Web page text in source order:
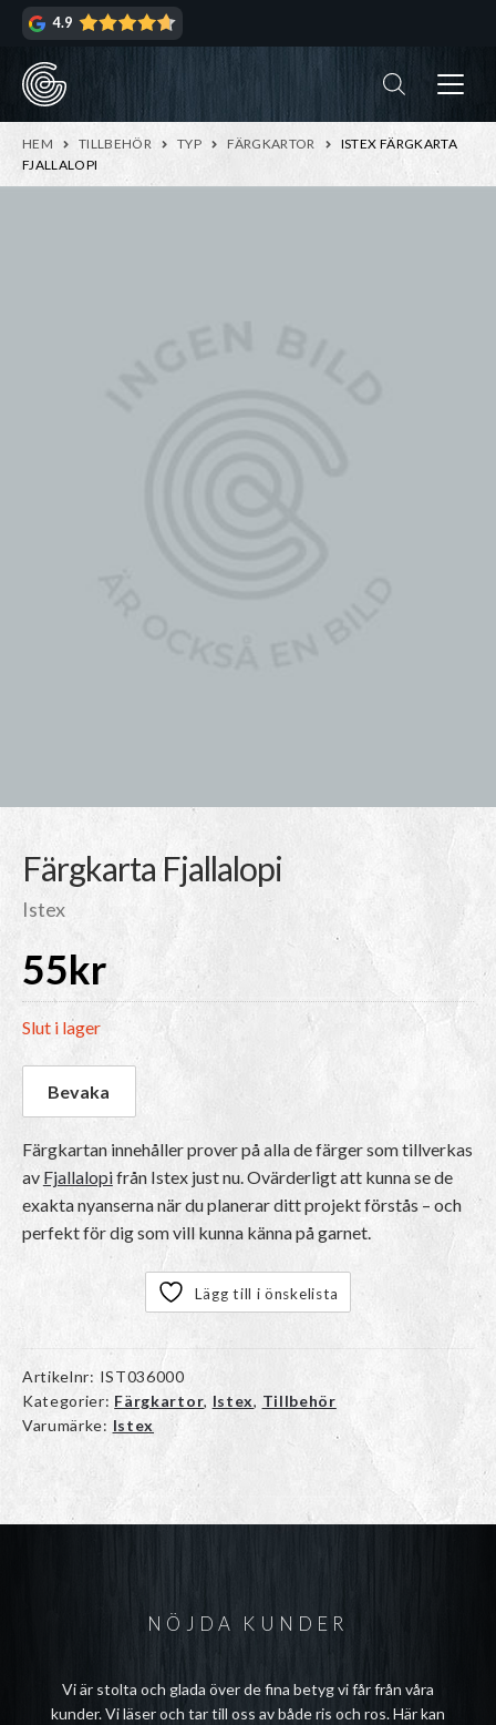
Hoppa
navigering
Hoppa
innehåll
4.9
HEM TILLBEHÖR TYP FÄRGKARTOR
ISTEX FÄRGKARTA
FJALLALOPI
Färgkarta Fjallalopi
Istex
55kr
Slut i lager
Färgkartan innehåller prover på alla de färger som tillverkas
av Fjallalopifrån Istex just nu. Ovärderligt att kunna se de
exakta nyanserna när du planerar ditt projekt förstås – och
perfekt för dig som vill kunna känna på garnet.
Lägg till i önskelista
Artikelnr: IST036000
Kategorier: Färgkartor, Istex, Tillbehör
Varumärke: Istex
NÖJDA KUNDER
Vi är stolta och glada över de fina betyg vi får från våra
kunder. Vi läser och tar till oss av både ris och ros. Här kan